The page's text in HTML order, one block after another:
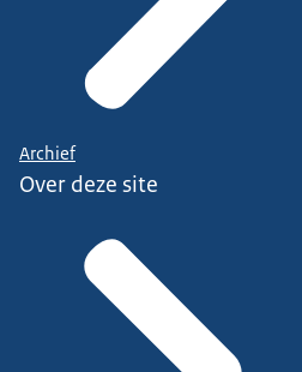
Archief
Over deze site